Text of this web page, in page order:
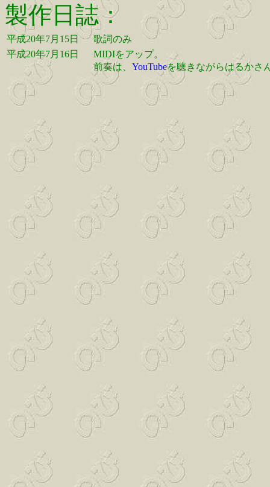
製作日誌：
平成20年7月15日
歌詞のみ
平成20年7月16日
MIDIをアップ。
前奏は、 YouTubeを聴きながらはるかさ